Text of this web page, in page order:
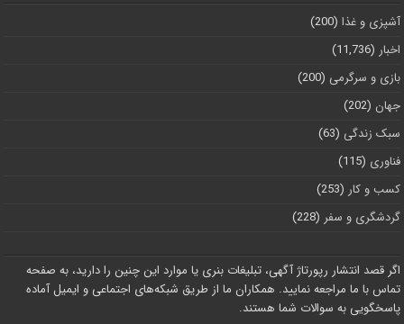
آشپزی و غذا (200)
اخبار (11,736)
بازی و سرگرمی (200)
جهان (202)
سبک زندگی (63)
فناوری (115)
کسب و کار (253)
گردشگری و سفر (228)
اگر قصد انتشار رپورتاژ آگهی، تبلیغات بنری یا موارد این چنین را دارید، به صفحه
تماس با ما مراجعه نمایید. همکاران ما از طریق شبکه‌های اجتماعی و ایمیل آماده
پاسخگویی به سوالات شما هستند.